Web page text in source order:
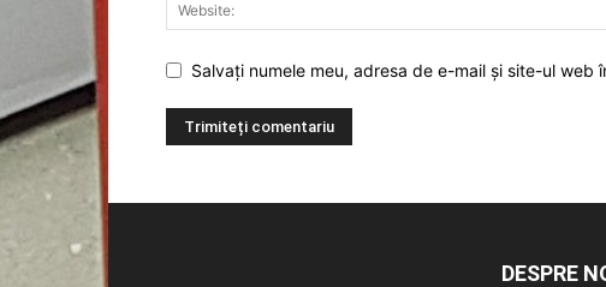
Salvați numele meu, adresa de e-mail și site-ul
DESPRE